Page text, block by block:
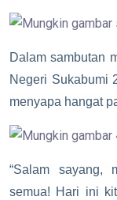
Dalam sambutan
Negeri Sukabumi
menyapa hangat
“Salam sayang,
semua! Hari ini